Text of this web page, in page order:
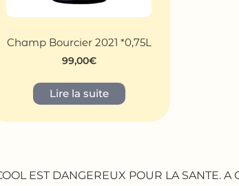
Champ Bourcier 2021 *0,75L
99,00€
Lire la suite
EST DANGEREUX POUR LA SANTE.